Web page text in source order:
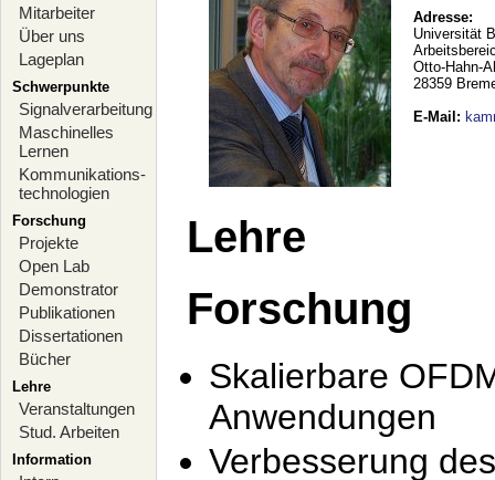
Mitarbeiter
Über uns
Lageplan
Schwerpunkte
Signalverarbeitung
Maschinelles
Lernen
Kommunikations-
technologien
Forschung
Projekte
Open Lab
Demonstrator
Publikationen
Dissertationen
Bücher
Lehre
Veranstaltungen
Stud. Arbeiten
Information
Adresse:
Universität
Otto-Hahn-
28359
E-Mail :
Lehre
Forschung
Skalierbare
Anwendungen
Verbesserung